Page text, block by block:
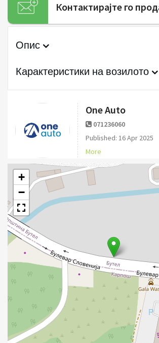
Контактирајте го
Опис
Карактеристики на возилото
One Auto
071236060
Published: 16 Apr 2025
More
+
−